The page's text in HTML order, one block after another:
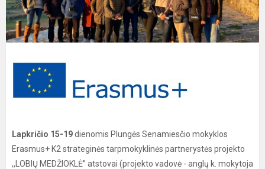
Lapkričio 15-19dienomis Plungės Senamiesčio mokyklos
Erasmus+ K2 strateginės tarpmokyklinės partnerystės projekto
,,LOBIŲ MEDŽIOKLĖ” atstovai (projekto vadovė - anglų k. mokytoja